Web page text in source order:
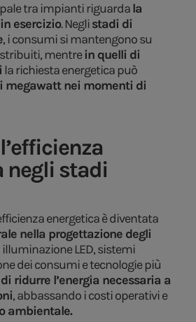
tra impianti riguardala
esercizio. Neglistadi di
, i consumi si mantengono su
mentrein quelli di
la richiesta energetica può
megawatt nei momenti di
negli stadi
energetica è diventata
nella progettazione degli
illuminazione LED, sistemi
dei consumi e tecnologie più
ridurre l’energia necessaria a
, abbassando i costi operativi e
ambientale.